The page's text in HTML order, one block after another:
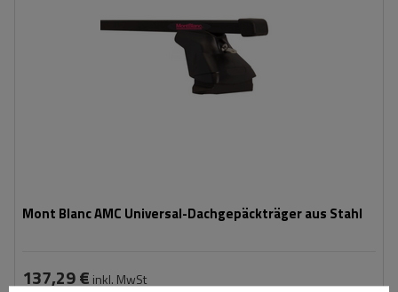
Mont Blanc AMC Universal-Dachgepäckträger aus Stahl
137,29 € inkl. MwSt